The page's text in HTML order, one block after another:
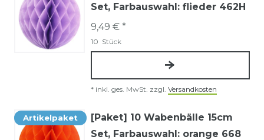
Set, Farbauswahl: flieder 462H
9,49 € *
10 Stück
* inkl. ges. MwSt. zzgl. Versandkosten
Artikelpaket
[Paket] 10 Wabenbälle 15cm
Set, Farbauswahl: orange 668